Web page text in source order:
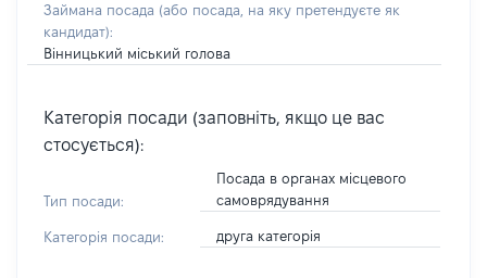
Займана посада (або посада, на яку претендуєте як
кандидат):
Вінницький міський голова
Категорія посади (заповніть, якщо це вас
стосується):
Тип посади:
Посада в органах місцевого
самоврядування
Категорія посади: друга категорія